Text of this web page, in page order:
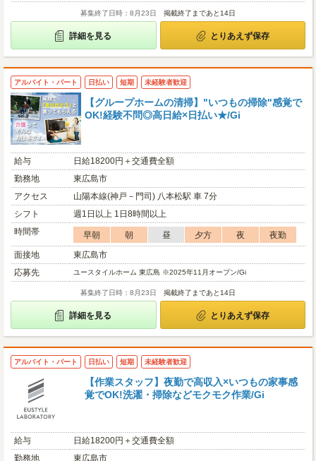
募集終了日時：8月23日 掲載終了まであと14日
詳細を見る とりあえず保存
アルバイト・パート 日払い 短期 未経験者歓迎
【グループホームの清掃】"いつもの掃除"感覚で
OK!経験不問◎高日給×日払い★/Gi
給与
日給18200円＋交通費全額
勤務地
東広島市
アクセス
山陽本線(神戸－門司) 八本松駅 車 7分
シフト
週1日以上 1日8時間以上
時間帯
早朝 朝 昼 夕方 夜
夜勤
面接地
東広島市
応募先
ユースタイルホーム 東広島 ※2025年11月オープン/Gi
募集終了日時：8月23日 掲載終了まであと14日
詳細を見る とりあえず保存
アルバイト・パート 日払い 短期 未経験者歓迎
【作業スタッフ】夜勤で高収入×いつもの家事感
覚でOK!洗濯・掃除などモクモク作業/Gi
給与
日給18200円＋交通費全額
勤務地
東広島市